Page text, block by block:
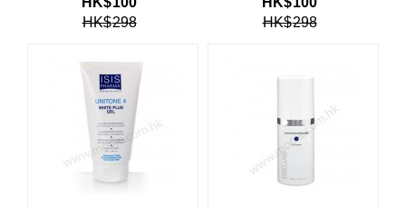
HK$298
HK$298